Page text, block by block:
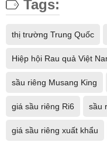
Tags:
thị trường Trung Quốc
Hiệp hội Rau quả Việt
sầu riêng Musang King
giá sầu riêng Ri6 sầu
giá sầu riêng xuất khẩu